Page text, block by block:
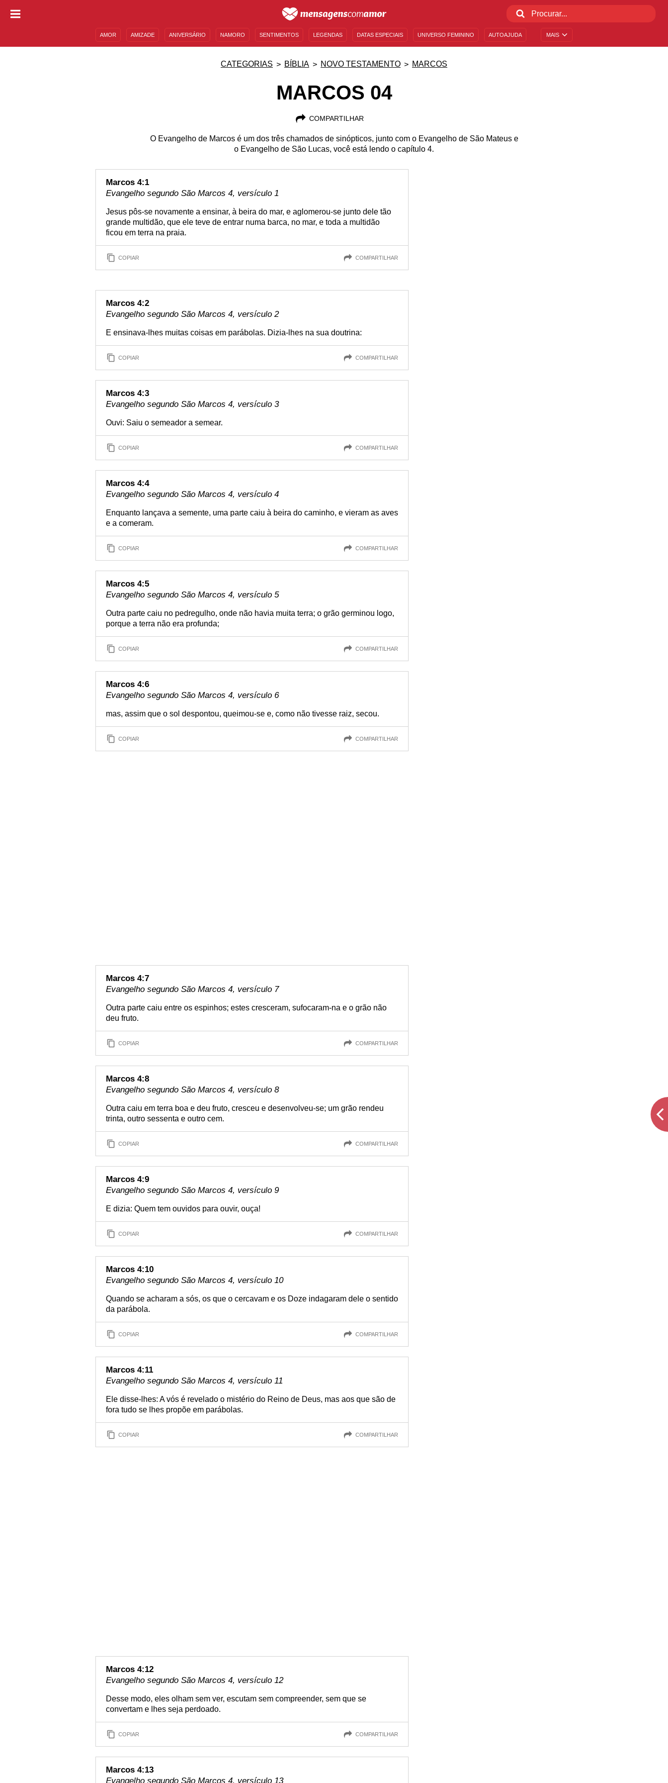
MAIS
AMOR AMIZADE ANIVERSÁRIO NAMORO SENTIMENTOS LEGENDAS DATAS ESPECIAIS UNIVERSO FEMININO AUTOAJUDA
CATEGORIAS BÍBLIA NOVO TESTAMENTO MARCOS
MARCOS 04
COMPARTILHAR
O Evangelho de Marcos é um dos três chamados de sinópticos, junto com o Evangelho de São Mateus e
o Evangelho de São Lucas, você está lendo o capítulo 4.
Marcos 4:1
Evangelho segundo São Marcos 4, versículo 1
Jesus pôs-se novamente a ensinar, à beira do mar, e aglomerou-se junto dele tão
grande multidão, que ele teve de entrar numa barca, no mar, e toda a multidão
ficou em terra na praia.
COPIAR COMPARTILHAR
Marcos 4:2
Evangelho segundo São Marcos 4, versículo 2
E ensinava-lhes muitas coisas em parábolas. Dizia-lhes na sua doutrina:
COPIAR COMPARTILHAR
Marcos 4:3
Evangelho segundo São Marcos 4, versículo 3
Ouvi: Saiu o semeador a semear.
COPIAR COMPARTILHAR
Marcos 4:4
Evangelho segundo São Marcos 4, versículo 4
Enquanto lançava a semente, uma parte caiu à beira do caminho, e vieram as aves
e a comeram.
COPIAR COMPARTILHAR
Marcos 4:5
Evangelho segundo São Marcos 4, versículo 5
Outra parte caiu no pedregulho, onde não havia muita terra; o grão germinou logo,
porque a terra não era profunda;
COPIAR COMPARTILHAR
Marcos 4:6
Evangelho segundo São Marcos 4, versículo 6
mas, assim que o sol despontou, queimou-se e, como não tivesse raiz, secou.
COPIAR COMPARTILHAR
Marcos 4:7
Evangelho segundo São Marcos 4, versículo 7
Outra parte caiu entre os espinhos; estes cresceram, sufocaram-na e o grão não
deu fruto.
COPIAR COMPARTILHAR
Marcos 4:8
Evangelho segundo São Marcos 4, versículo 8
Outra caiu em terra boa e deu fruto, cresceu e desenvolveu-se; um grão rendeu
trinta, outro sessenta e outro cem.
COPIAR COMPARTILHAR
Marcos 4:9
Evangelho segundo São Marcos 4, versículo 9
E dizia: Quem tem ouvidos para ouvir, ouça!
COPIAR COMPARTILHAR
Marcos 4:10
Evangelho segundo São Marcos 4, versículo 10
Quando se acharam a sós, os que o cercavam e os Doze indagaram dele o sentido
da parábola.
COPIAR COMPARTILHAR
Marcos 4:11
Evangelho segundo São Marcos 4, versículo 11
Ele disse-lhes: A vós é revelado o mistério do Reino de Deus, mas aos que são de
fora tudo se lhes propõe em parábolas.
COPIAR COMPARTILHAR
Marcos 4:12
Evangelho segundo São Marcos 4, versículo 12
Desse modo, eles olham sem ver, escutam sem compreender, sem que se
convertam e lhes seja perdoado.
COPIAR COMPARTILHAR
Marcos 4:13
Evangelho segundo São Marcos 4, versículo 13